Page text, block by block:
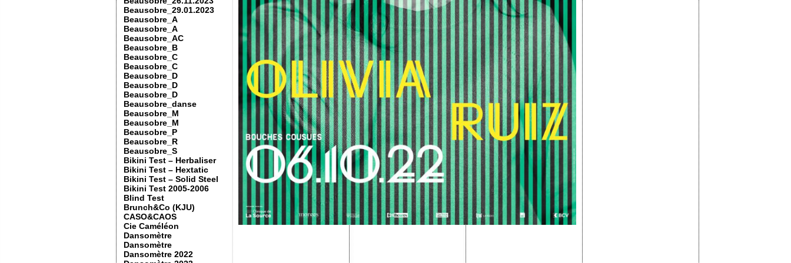
Beausobre_29.01.2023
Beausobre_A
Beausobre_A
Beausobre_AC
Beausobre_B
Beausobre_C
Beausobre_C
Beausobre_D
Beausobre_D
Beausobre_D
Beausobre_danse
Beausobre_M
Beausobre_M
Beausobre_P
Beausobre_R
Beausobre_S
Bikini Test – Herbaliser
Bikini Test – Hextatic
Bikini Test – Solid Steel
Bikini Test 2005-2006
Blind Test
Brunch&Co (KJU)
CASO&CAOS
Cie Caméléon
Dansomètre
Dansomètre
Dansomètre 2022